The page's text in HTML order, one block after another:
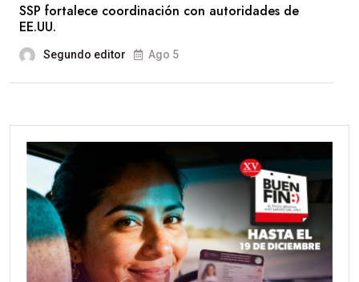
SSP fortalece coordinación con autoridades de
EE.UU.
Segundo editor Ago 5